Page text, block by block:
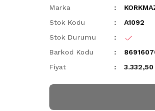
Marka
Stok Kodu
A1092
Stok Durumu
Barkod Kodu
Fiyat
3.332,50